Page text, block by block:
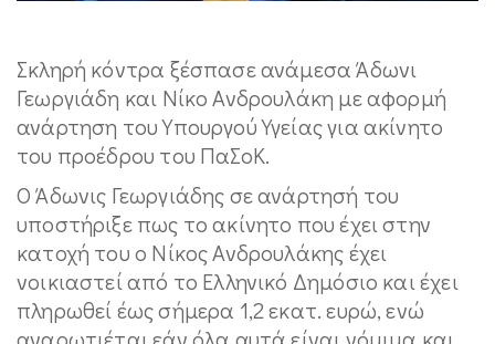
Σκληρή κόντρα ξέσπασε ανάμεσα Άδωνι
Γεωργιάδη και Νίκο Ανδρουλάκη με αφορμή
ανάρτηση του Υπουργού Υγείας για ακίνητο
του προέδρου του ΠαΣοΚ.
Ο Άδωνις Γεωργιάδης σε ανάρτησή του
υποστήριξε πως το ακίνητο που έχει στην
κατοχή του ο Νίκος Ανδρουλάκης έχει
νοικιαστεί από το Ελληνικό Δημόσιο και έχει
πληρωθεί έως σήμερα 1,2 εκατ. ευρώ, ενώ